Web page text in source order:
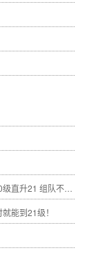
升21 组队不求人
能到21级！